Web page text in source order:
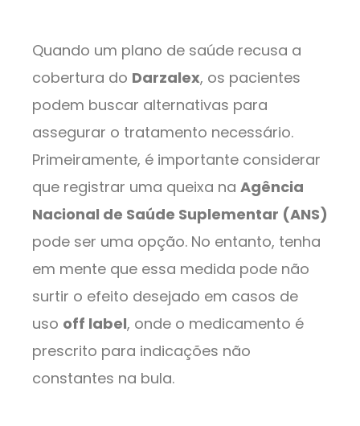
Quando um plano de saúde recusa a
cobertura do Darzalex, os pacientes
podem buscar alternativas para
assegurar o tratamento necessário.
Primeiramente, é importante considerar
que registrar uma queixa na Agência
Nacional de Saúde Suplementar (ANS)
pode ser uma opção. No entanto, tenha
em mente que essa medida pode não
surtir o efeito desejado em casos de
uso off label, onde o medicamento é
prescrito para indicações não
constantes na bula.